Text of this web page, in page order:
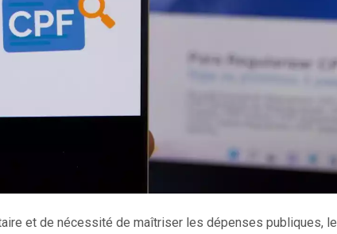
et de nécessité de maîtriser les dépenses publiques, le